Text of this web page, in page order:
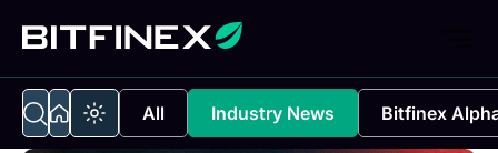
All Industry News Bitfinex